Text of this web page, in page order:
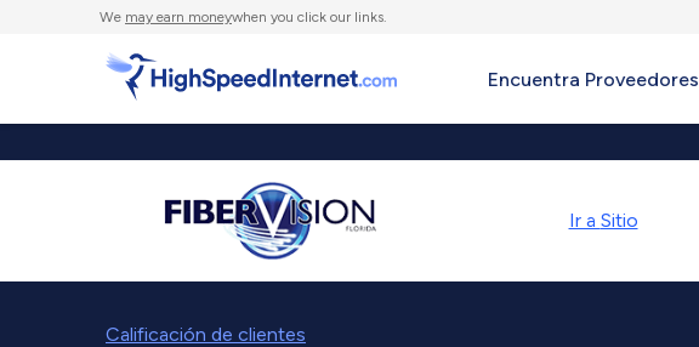
We may earn moneywhen you click our links.
Encuentra Proveedores
Ir a Sitio
Calificación de clientes